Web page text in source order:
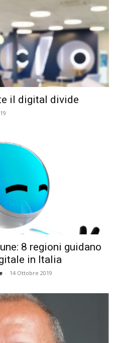
il digital divide
8 regioni guidano
in Italia
- 14 Ottobre 2019